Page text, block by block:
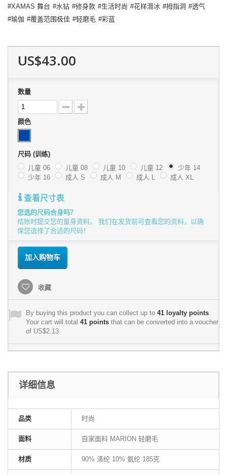
XAMAS 舞台
水钻 修身款 生活时尚 花样滑冰 拇指洞
透气
瑜伽
覆盖范围极佳 轻磨毛 彩蓝
US$43.00
数量
颜色
尺码 (训练)
儿童 06
儿童 08 儿童 10 儿童 12
少年 14
少年 16
成人 S 成人 M 成人 L 成人 XL
查看尺寸表
您选的尺码合身吗？
结账时提交您的量身资料。 我们在发货前可查看您的资料，以确
保您选择了合适的尺码！
加入购物车
收藏
By buying this product you can collect up to 41 loyalty points.
Your cart will total 41 points that can be converted into a voucher
of US$2.13.
详细信息
品类 时尚
面料 自家面料 MARION 轻磨毛
材质 90% 涤纶 10% 氨纶 185克